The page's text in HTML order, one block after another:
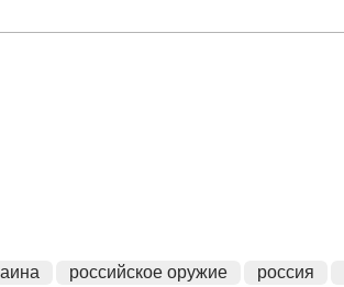
российское оружие россия